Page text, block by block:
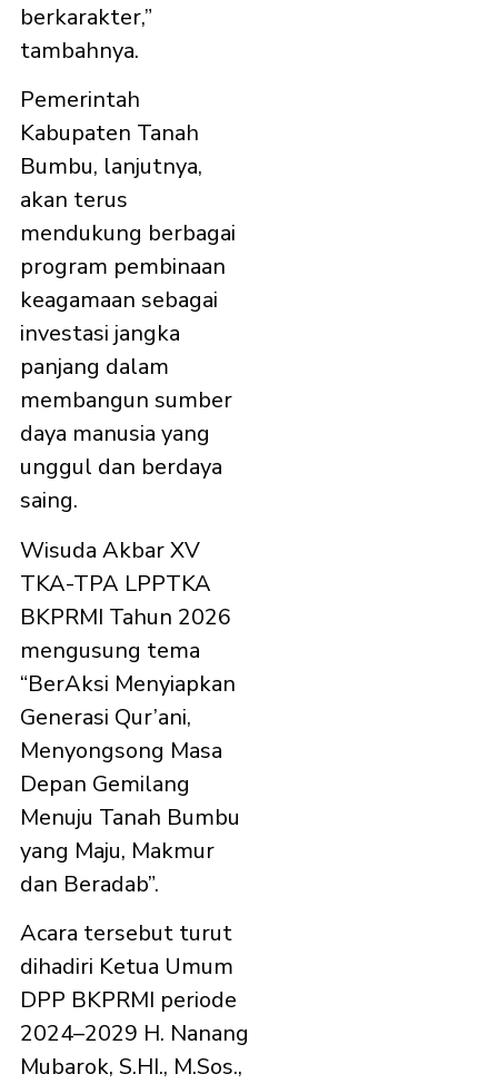
berkarakter,”
tambahnya.
Pemerintah
Kabupaten Tanah
Bumbu, lanjutnya,
akan terus
mendukung berbagai
program pembinaan
keagamaan sebagai
investasi jangka
panjang dalam
membangun sumber
daya manusia yang
unggul dan berdaya
saing.
Wisuda Akbar XV
TKA-TPA LPPTKA
BKPRMI Tahun 2026
mengusung tema
“BerAksi Menyiapkan
Generasi Qur’ani,
Menyongsong Masa
Depan Gemilang
Menuju Tanah Bumbu
yang Maju, Makmur
dan Beradab”.
Acara tersebut turut
dihadiri Ketua Umum
DPP BKPRMI periode
2024–2029 H. Nanang
Mubarok, S.HI., M.Sos.,